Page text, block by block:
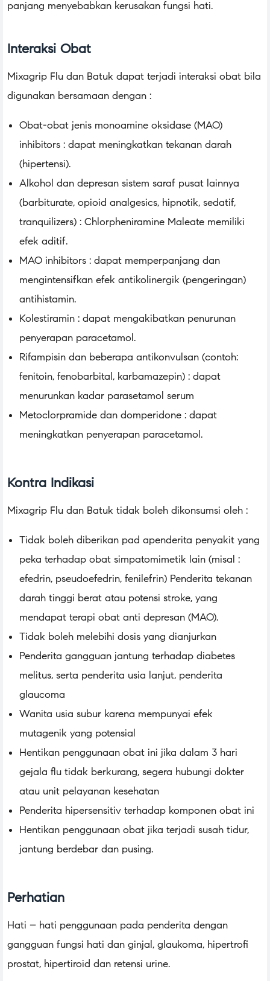
panjang menyebabkan kerusakan fungsi hati.
Interaksi Obat
Mixagrip Flu dan Batuk dapat terjadi interaksi obat bila
digunakan bersamaan dengan :
Obat-obat jenis monoamine oksidase (MAO)
inhibitors : dapat meningkatkan tekanan darah
(hipertensi).
Alkohol dan depresan sistem saraf pusat lainnya
(barbiturate, opioid analgesics, hipnotik, sedatif,
tranquilizers) : Chlorpheniramine Maleate memiliki
efek aditif.
MAO inhibitors : dapat memperpanjang dan
mengintensifkan efek antikolinergik (pengeringan)
antihistamin.
Kolestiramin : dapat mengakibatkan penurunan
penyerapan paracetamol.
Rifampisin dan beberapa antikonvulsan (contoh:
fenitoin, fenobarbital, karbamazepin) : dapat
menurunkan kadar parasetamol serum
Metoclorpramide dan domperidone : dapat
meningkatkan penyerapan paracetamol.
Kontra Indikasi
Mixagrip Flu dan Batuk tidak boleh dikonsumsi oleh :
Tidak boleh diberikan pad apenderita penyakit yang
peka terhadap obat simpatomimetik lain (misal :
efedrin, pseudoefedrin, fenilefrin) Penderita tekanan
darah tinggi berat atau potensi stroke, yang
mendapat terapi obat anti depresan (MAO).
Tidak boleh melebihi dosis yang dianjurkan
Penderita gangguan jantung terhadap diabetes
melitus, serta penderita usia lanjut, penderita
glaucoma
Wanita usia subur karena mempunyai efek
mutagenik yang potensial
Hentikan penggunaan obat ini jika dalam 3 hari
gejala flu tidak berkurang, segera hubungi dokter
atau unit pelayanan kesehatan
Penderita hipersensitiv terhadap komponen obat ini
Hentikan penggunaan obat jika terjadi susah tidur,
jantung berdebar dan pusing.
Perhatian
Hati – hati penggunaan pada penderita dengan
gangguan fungsi hati dan ginjal, glaukoma, hipertrofi
prostat, hipertiroid dan retensi urine.